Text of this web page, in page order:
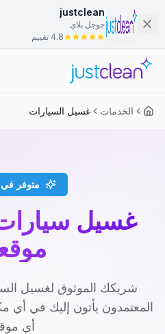
justclean
جوجل بلاي
4.8 تقييم
الخدمات غسيل السيارات
متوفر في
غسيل
شريكك الموثوق لغسيل
المعتمدون يأتون إليك في أي
أي